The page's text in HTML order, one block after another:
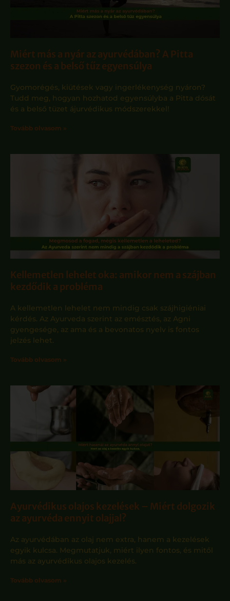
Miért más a nyár az ayurvédában? A Pitta
szezon és a belső tűz egyensúlya
Gyomorégés, kiütések vagy ingerlékenység nyáron?
Tudd meg, hogyan hozhatod egyensúlyba a Pitta dósát
és a belső tüzet ájurvédikus módszerekkel!
Tovább olvasom »
Kellemetlen lehelet oka: amikor nem a szájban
kezdődik a probléma
A kellemetlen lehelet nem mindig csak szájhigiéniai
kérdés. Az Ayurveda szerint az emésztés, az Agni
gyengesége, az ama és a bevonatos nyelv is fontos
jelzés lehet.
Tovább olvasom »
Ayurvédikus olajos kezelések – Miért dolgozik
az ayurvéda ennyit olajjal?
Az ayurvédában az olaj nem extra, hanem a kezelések
egyik kulcsa. Megmutatjuk, miért ilyen fontos, és mitől
más az ayurvédikus olajos kezelés.
Tovább olvasom »